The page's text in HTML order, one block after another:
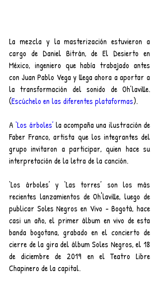
La mezcla y la masterización estuvieron a
cargo de Daniel Bitrán, de El Desierto en
México, ingeniero que había trabajado antes
con Juan Pablo Vega y llega ahora a aportar a
la transformación del sonido de Oh’laville.
(Escúchelo en las diferentes plataformas).
A ‘Los árboles’ la acompaña una ilustración de
Faber Franco, artista que los integrantes del
grupo invitaron a participar, quien hace su
interpretación de la letra de la canción.
‘Los árboles’ y ‘Las torres’ son los más
recientes lanzamientos de Oh'laville, luego de
publicar Soles Negros en Vivo - Bogotá, hace
casi un año, el primer álbum en vivo de esta
banda bogotana, grabado en el concierto de
cierre de la gira del álbum Soles Negros, el 18
de diciembre de 2019 en el Teatro Libre
Chapinero de la capital.